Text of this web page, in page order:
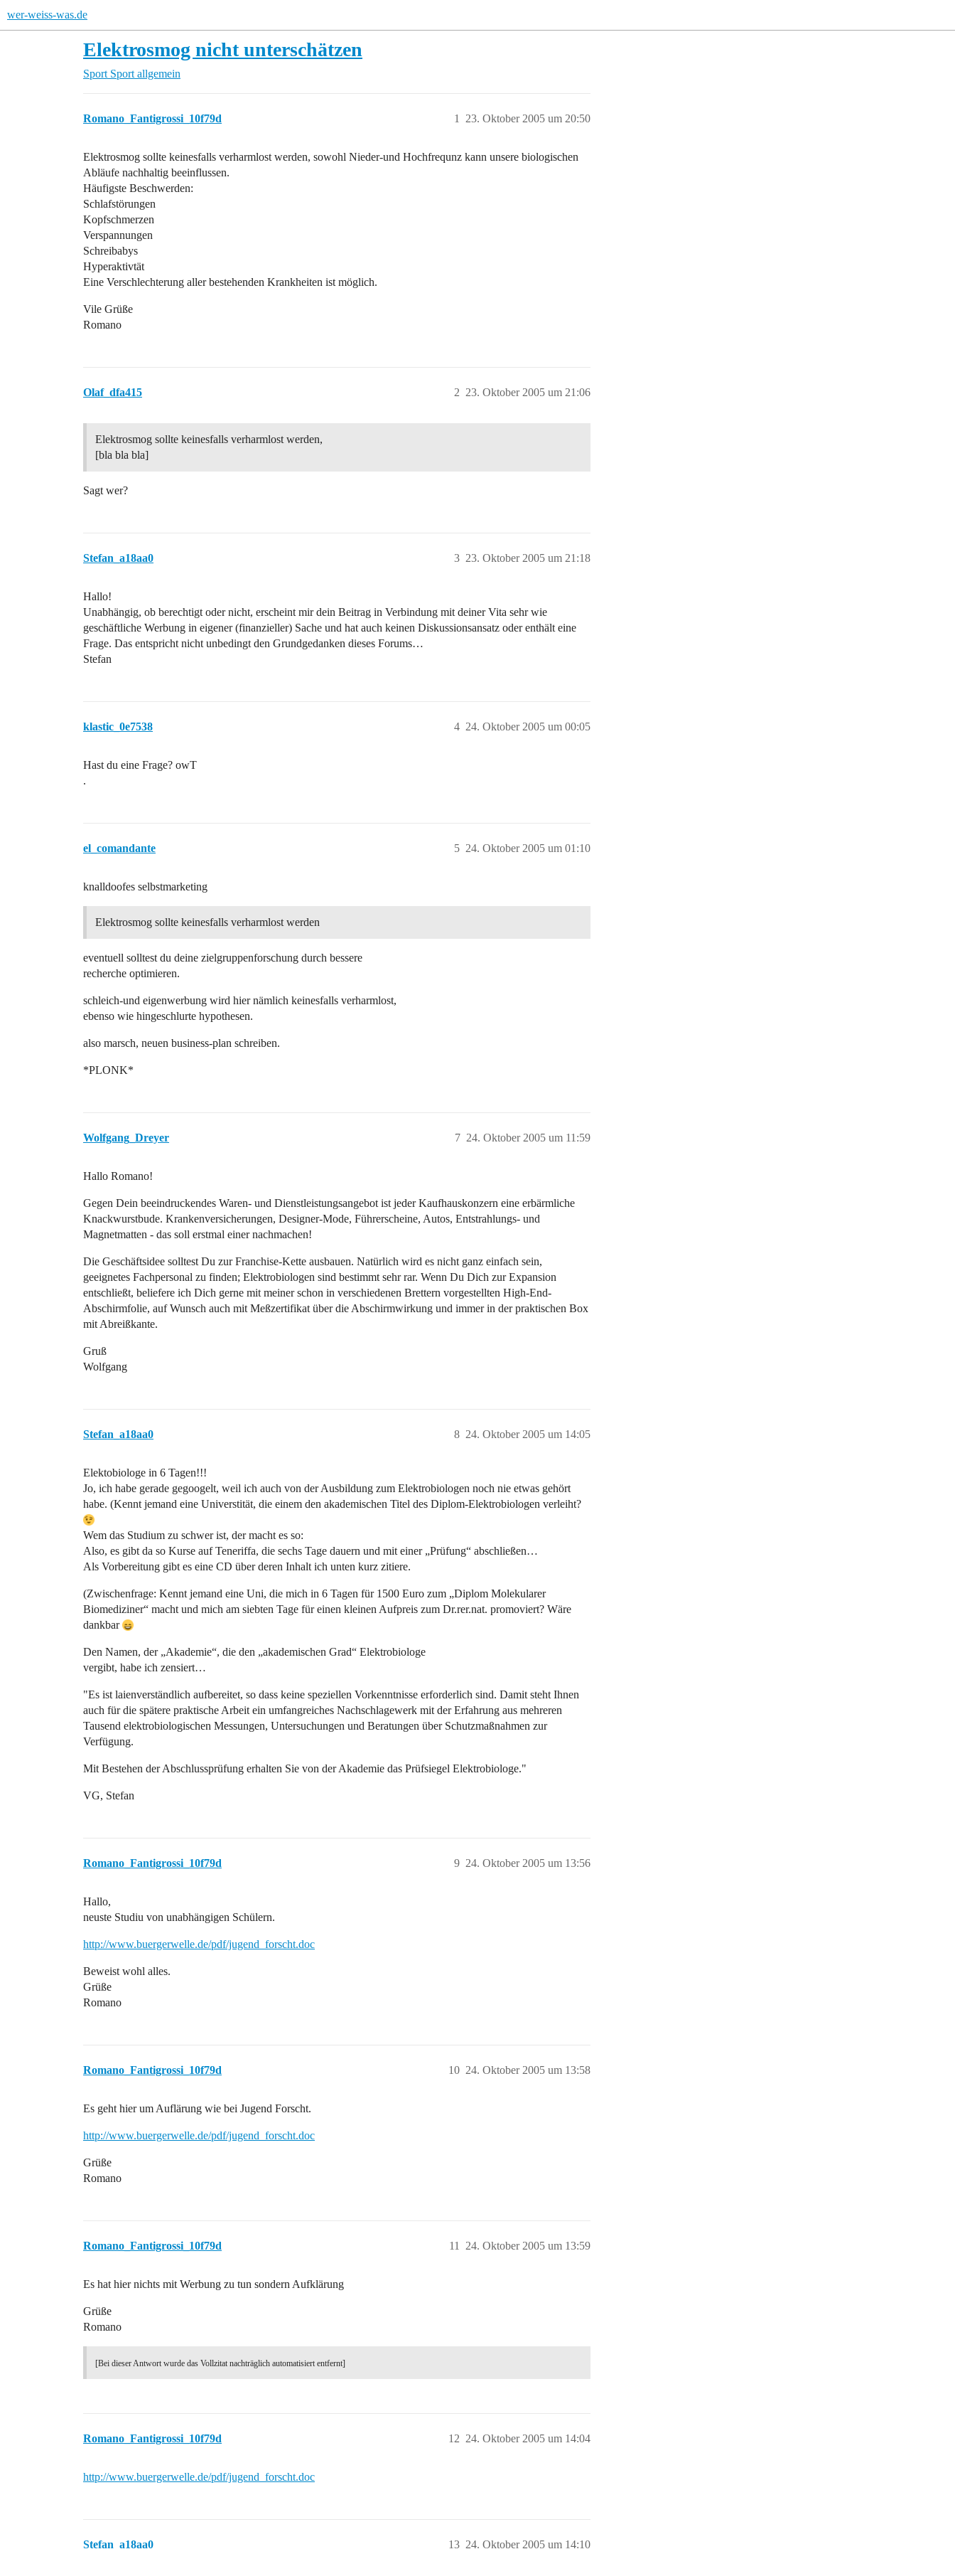
wer-weiss-was.de
Elektrosmog nicht unterschätzen
Sport Sport allgemein
Romano_Fantigrossi_10f79d 23. Oktober 2005 um 20:50
1
Elektrosmog sollte keinesfalls verharmlost werden, sowohl Nieder-und Hochfrequnz kann unsere biologischen
Abläufe nachhaltig beeinflussen.
Häufigste Beschwerden:
Schlafstörungen
Kopfschmerzen
Verspannungen
Schreibabys
Hyperaktivtät
Eine Verschlechterung aller bestehenden Krankheiten ist möglich.
Vile Grüße
Romano
Olaf_dfa415 23. Oktober 2005 um 21:06
2
Elektrosmog sollte keinesfalls verharmlost werden,
[bla bla bla]
Sagt wer?
Stefan_a18aa0 23. Oktober 2005 um 21:18
3
Hallo!
Unabhängig, ob berechtigt oder nicht, erscheint mir dein Beitrag in Verbindung mit deiner Vita sehr wie
geschäftliche Werbung in eigener (finanzieller) Sache und hat auch keinen Diskussionsansatz oder enthält eine
Frage. Das entspricht nicht unbedingt den Grundgedanken dieses Forums…
Stefan
klastic_0e7538 24. Oktober 2005 um 00:05
4
Hast du eine Frage? owT
.
el_comandante 24. Oktober 2005 um 01:10
5
knalldoofes selbstmarketing
Elektrosmog sollte keinesfalls verharmlost werden
eventuell solltest du deine zielgruppenforschung durch bessere
recherche optimieren.
schleich-und eigenwerbung wird hier nämlich keinesfalls verharmlost,
ebenso wie hingeschlurte hypothesen.
also marsch, neuen business-plan schreiben.
*PLONK*
Wolfgang_Dreyer 24. Oktober 2005 um 11:59
7
Hallo Romano!
Gegen Dein beeindruckendes Waren- und Dienstleistungsangebot ist jeder Kaufhauskonzern eine erbärmliche
Knackwurstbude. Krankenversicherungen, Designer-Mode, Führerscheine, Autos, Entstrahlungs- und
Magnetmatten - das soll erstmal einer nachmachen!
Die Geschäftsidee solltest Du zur Franchise-Kette ausbauen. Natürlich wird es nicht ganz einfach sein,
geeignetes Fachpersonal zu finden; Elektrobiologen sind bestimmt sehr rar. Wenn Du Dich zur Expansion
entschließt, beliefere ich Dich gerne mit meiner schon in verschiedenen Brettern vorgestellten High-End-
Abschirmfolie, auf Wunsch auch mit Meßzertifikat über die Abschirmwirkung und immer in der praktischen Box
mit Abreißkante.
Gruß
Wolfgang
Stefan_a18aa0 24. Oktober 2005 um 14:05
8
Elektobiologe in 6 Tagen!!!
Jo, ich habe gerade gegoogelt, weil ich auch von der Ausbildung zum Elektrobiologen noch nie etwas gehört
habe. (Kennt jemand eine Universtität, die einem den akademischen Titel des Diplom-Elektrobiologen verleiht?
Wem das Studium zu schwer ist, der macht es so:
Also, es gibt da so Kurse auf Teneriffa, die sechs Tage dauern und mit einer „Prüfung“ abschließen…
Als Vorbereitung gibt es eine CD über deren Inhalt ich unten kurz zitiere.
(Zwischenfrage: Kennt jemand eine Uni, die mich in 6 Tagen für 1500 Euro zum „Diplom Molekularer
Biomediziner“ macht und mich am siebten Tage für einen kleinen Aufpreis zum Dr.rer.nat. promoviert? Wäre
dankbar
Den Namen, der „Akademie“, die den „akademischen Grad“ Elektrobiologe
vergibt, habe ich zensiert…
"Es ist laienverständlich aufbereitet, so dass keine speziellen Vorkenntnisse erforderlich sind. Damit steht Ihnen
auch für die spätere praktische Arbeit ein umfangreiches Nachschlagewerk mit der Erfahrung aus mehreren
Tausend elektrobiologischen Messungen, Untersuchungen und Beratungen über Schutzmaßnahmen zur
Verfügung.
Mit Bestehen der Abschlussprüfung erhalten Sie von der Akademie das Prüfsiegel Elektrobiologe."
VG, Stefan
Romano_Fantigrossi_10f79d 24. Oktober 2005 um 13:56
9
Hallo,
neuste Studiu von unabhängigen Schülern.
http://www.buergerwelle.de/pdf/jugend_forscht.doc
Beweist wohl alles.
Grüße
Romano
Romano_Fantigrossi_10f79d 24. Oktober 2005 um 13:58
10
Es geht hier um Auflärung wie bei Jugend Forscht.
http://www.buergerwelle.de/pdf/jugend_forscht.doc
Grüße
Romano
Romano_Fantigrossi_10f79d 24. Oktober 2005 um 13:59
11
Es hat hier nichts mit Werbung zu tun sondern Aufklärung
Grüße
Romano
[Bei dieser Antwort wurde das Vollzitat nachträglich automatisiert entfernt]
Romano_Fantigrossi_10f79d 24. Oktober 2005 um 14:04
12
http://www.buergerwelle.de/pdf/jugend_forscht.doc
Stefan_a18aa0 24. Oktober 2005 um 14:10
13